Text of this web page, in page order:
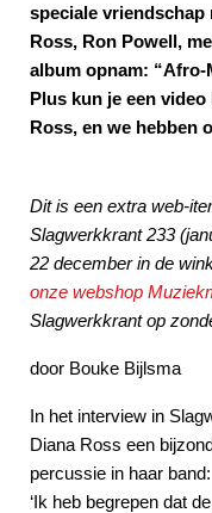
speciale vriendschap
Ross, Ron Powell,
album opnam:
Plus kun je een
Ross, en we hebben
Dit is een extra web-
Slagwerkkrant 233
22 december in de
onze webshop
Slagwerkkrant op
door Bouke Bijlsma
In het interview in
Diana Ross een
percussie in haar band:
‘Ik heb begrepen dat